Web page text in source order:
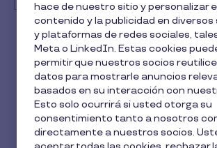
Buscar
Cliente
¿Cómo invitar a
usuarios para
plataforma Cobee
hace de nuestro sitio y personalizar
contenido y la publicidad en diversos
y plataformas de redes sociales,
Meta o LinkedIn. Estas cookies
permitir que nuestros socios
datos para mostrarle anuncios
basados en su interacción con
Esto solo ocurrirá si usted otorga su
consentimiento tanto a nosotros
directamente a nuestros socios.